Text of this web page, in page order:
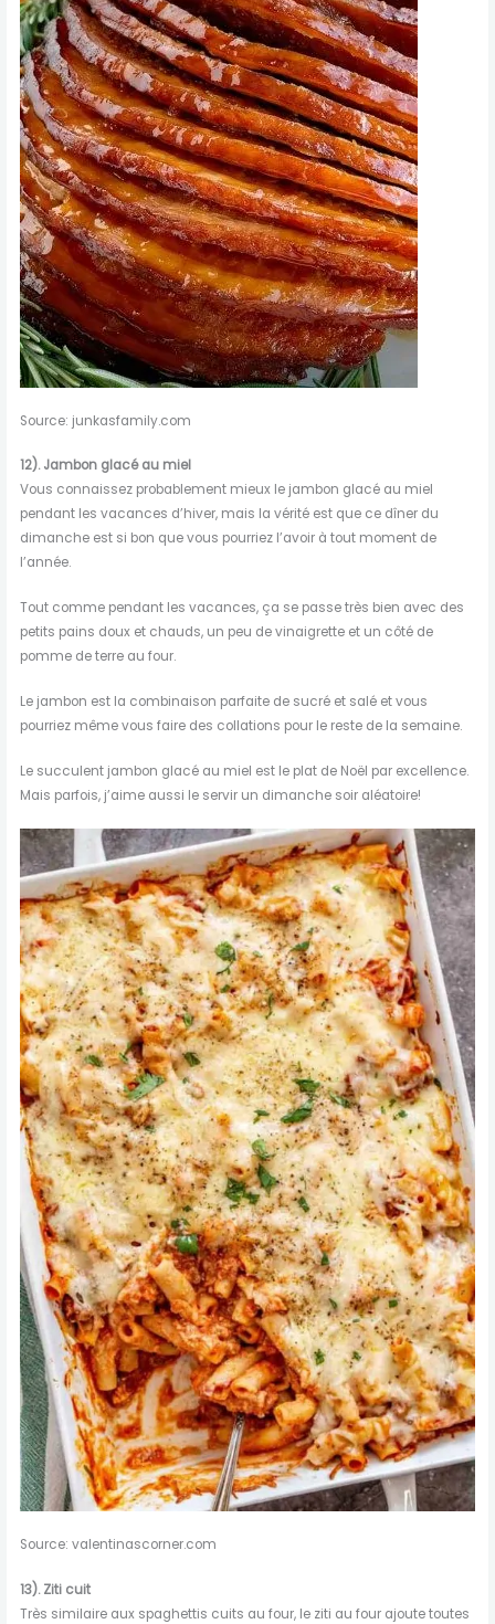
Source: junkasfamily.com
12). Jambon glacé au miel
Vous connaissez probablement mieux le jambon glacé au miel
pendant les vacances d’hiver, mais la vérité est que ce dîner du
dimanche est si bon que vous pourriez l’avoir à tout moment de
l’année.
Tout comme pendant les vacances, ça se passe très bien avec des
petits pains doux et chauds, un peu de vinaigrette et un côté de
pomme de terre au four.
Le jambon est la combinaison parfaite de sucré et salé et vous
pourriez même vous faire des collations pour le reste de la semaine.
Le succulent jambon glacé au miel est le plat de Noël par excellence.
Mais parfois, j’aime aussi le servir un dimanche soir aléatoire!
Source: valentinascorner.com
13). Ziti cuit
Très similaire aux spaghettis cuits au four, le ziti au four ajoute toutes